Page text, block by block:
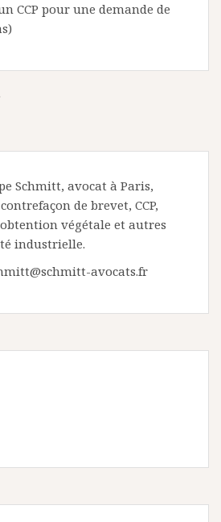
CCP pour une demande de
Schmitt, avocat à Paris,
de brevet, CCP,
végétale et autres
industrielle.
avocats.fr